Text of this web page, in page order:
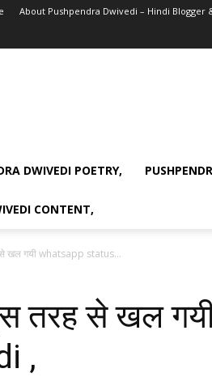
About Pushpendra Dwivedi – Hindi Blogger
DWIVEDI POETRY,
CONTENT,
से खल गयी whatsapp status...
तरह से खल
,